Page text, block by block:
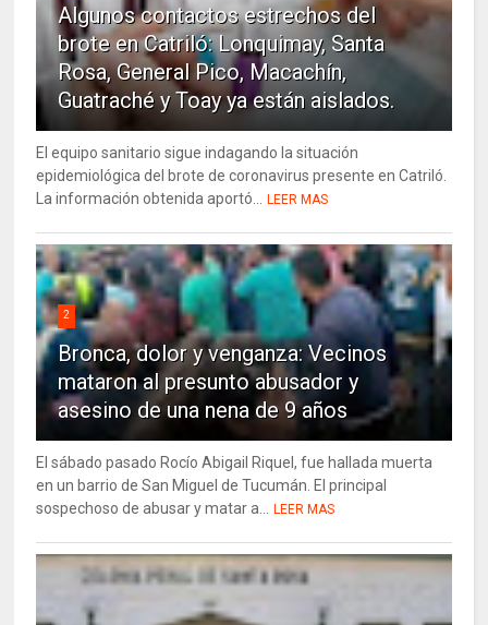
Algunos contactos estrechos del
brote en Catriló: Lonquimay, Santa
Rosa, General Pico, Macachín,
Guatraché y Toay ya están aislados.
El equipo sanitario sigue indagando la situación
epidemiológica del brote de coronavirus presente en Catriló.
La información obtenida aportó... LEER MAS
2
Bronca, dolor y venganza: Vecinos
mataron al presunto abusador y
asesino de una nena de 9 años
El sábado pasado Rocío Abigail Riquel, fue hallada muerta
en un barrio de San Miguel de Tucumán. El principal
sospechoso de abusar y matar a... LEER MAS